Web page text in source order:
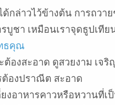
กล่าวไว้ข้างต้น การถวา
บูชา เหมือนเราจุดธูปเที
ธคุณ
องสะอาด ดูสวยงาม เจริ
ต้องปราณีต สะอาด
ยงอาหารคาวหรือหวานที่